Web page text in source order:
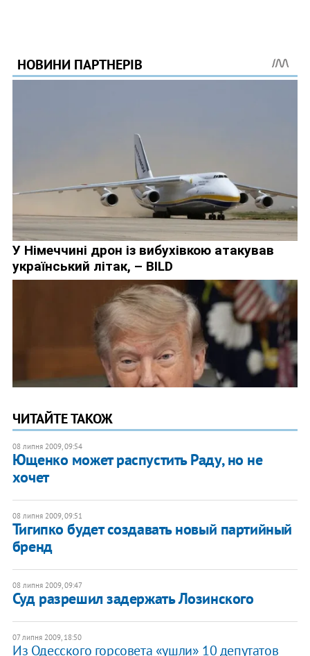
ЧИТАЙТЕ ТАКОЖ
08 липня 2009, 09:54
Ющенко может распустить Раду, но не
хочет
08 липня 2009, 09:51
Тигипко будет создавать новый партийный
бренд
08 липня 2009, 09:47
Суд разрешил задержать Лозинского
07 липня 2009, 18:50
Из Одесского горсовета «ушли» 10 депутатов